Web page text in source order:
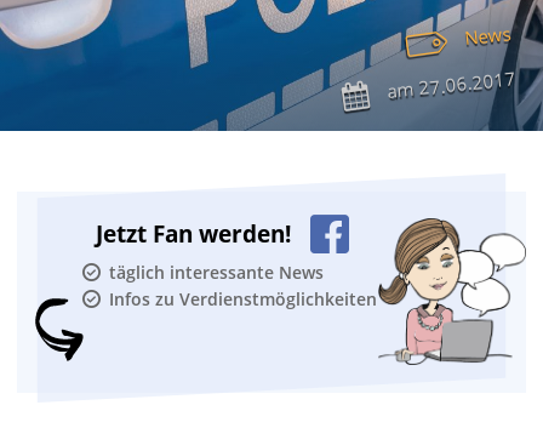
News
am27.06.2017
Jetzt Fan werden!
täglich interessante News
Infos zu Verdienstmöglichkeiten